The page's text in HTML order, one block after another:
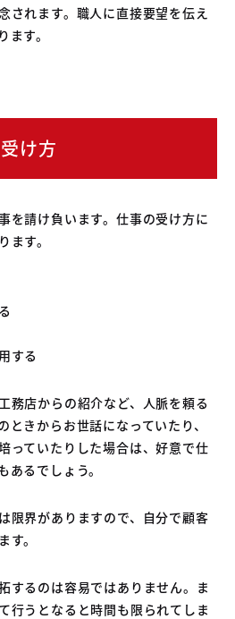
されます。職人に直接要望を伝え
す。
け方
を請け負います。仕事の受け方に
す。
する
務店からの紹介など、人脈を頼る
ときからお世話になっていたり、
っていたりした場合は、好意で仕
るでしょう。
限界がありますので、自分で顧客
。
するのは容易ではありません。ま
行うとなると時間も限られてしま